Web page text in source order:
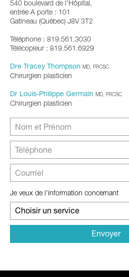
540 boulevard de l’Hôpital,
entrée A porte : 101
Gatineau (Québec) J8V 3T2
Téléphone : 819.561.3030
Télécopieur : 819.561.6929
Dre Tracey Thompson MD, FRCSC
Chirurgien plasticien
Dr Louis-Philippe Germain MD, FRCSC
Chirurgien plasticien
Je veux de l’information concernant
Choisir un service